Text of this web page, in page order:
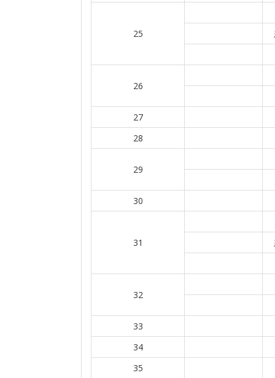
25
26
27
28
29
30
31
32
33
34
35